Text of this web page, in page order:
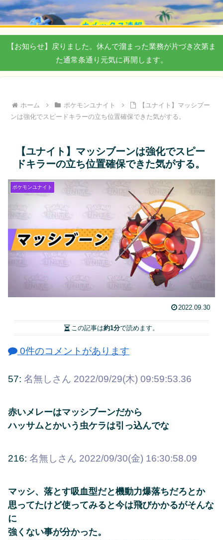
【お知らせ】戻りました。休んで溜まった業務が片づき次第ま
た通常条通り元気に再開します。
ホーム ポケモンユナイト
【ユナイト】マッシブー
ンは強化でスピードキラーの立ち位置確保できた気がする。
【ユナイト】マッシブーンは強化でスピー
ドキラーの立ち位置確保できた気がする。
ポケモンユナイト
2022.09.30
この記事は約1分で読めます。
0件のコメントがあります
57: 名無しさん 2022/09/29(木) 09:59:53.36
赤いメレーはマッシブーンだから
ハッサムとかいう虫ケラは引っ込んでな
216: 名無しさん 2022/09/30(金) 16:30:58.09
マッシ、落とす吸血型だと機動力爆落ちだろとか
思ってたけど使ってみると今は飛びかかるがそんな
に
強くない事が分かった。